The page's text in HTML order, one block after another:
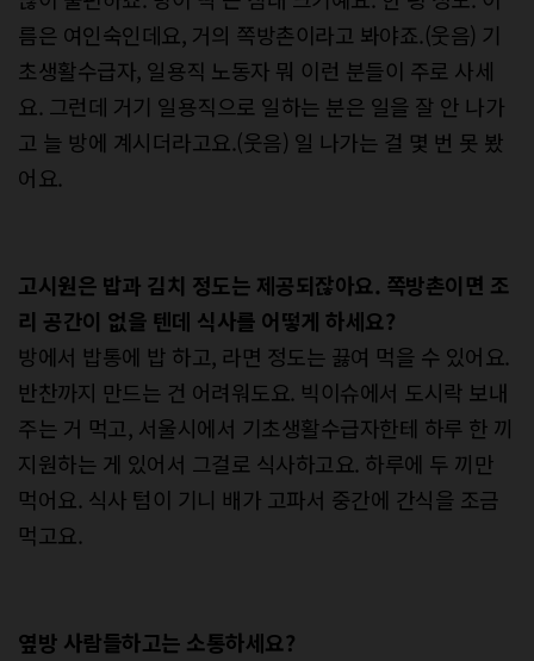
름은 여인숙인데요, 거의 쪽방촌이라고 봐야죠.(웃음) 기
초생활수급자, 일용직 노동자 뭐 이런 분들이 주로 사세
요. 그런데 거기 일용직으로 일하는 분은 일을 잘 안 나가
고 늘 방에 계시더라고요.(웃음) 일 나가는 걸 몇 번 못 봤
어요.
고시원은 밥과 김치 정도는 제공되잖아요. 쪽방촌이면 조
리 공간이 없을 텐데 식사를 어떻게 하세요?
방에서 밥통에 밥 하고, 라면 정도는 끓여 먹을 수 있어요.
반찬까지 만드는 건 어려워도요. 빅이슈에서 도시락 보내
주는 거 먹고, 서울시에서 기초생활수급자한테 하루 한 끼
지원하는 게 있어서 그걸로 식사하고요. 하루에 두 끼만
먹어요. 식사 텀이 기니 배가 고파서 중간에 간식을 조금
먹고요.
옆방 사람들하고는 소통하세요?